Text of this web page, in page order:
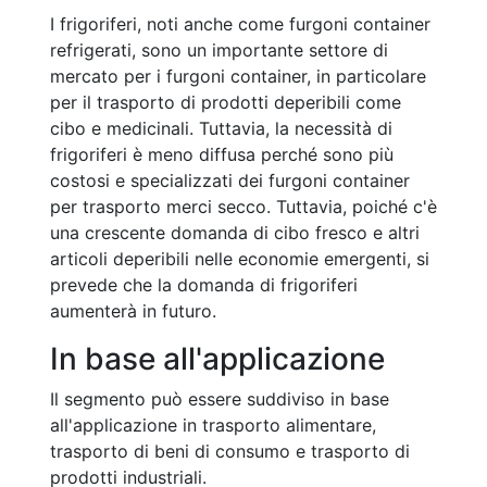
I frigoriferi, noti anche come furgoni container
refrigerati, sono un importante settore di
mercato per i furgoni container, in particolare
per il trasporto di prodotti deperibili come
cibo e medicinali. Tuttavia, la necessità di
frigoriferi è meno diffusa perché sono più
costosi e specializzati dei furgoni container
per trasporto merci secco. Tuttavia, poiché c'è
una crescente domanda di cibo fresco e altri
articoli deperibili nelle economie emergenti, si
prevede che la domanda di frigoriferi
aumenterà in futuro.
In base all'applicazione
Il segmento può essere suddiviso in base
all'applicazione in trasporto alimentare,
trasporto di beni di consumo e trasporto di
prodotti industriali.